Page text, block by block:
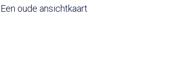
Een oude ansichtkaart